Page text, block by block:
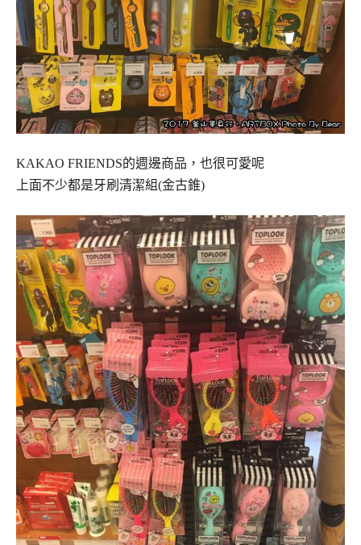
KAKAO FRIENDS的週邊商品，也很可愛呢
上面不少都是牙刷清潔組(金古錐)